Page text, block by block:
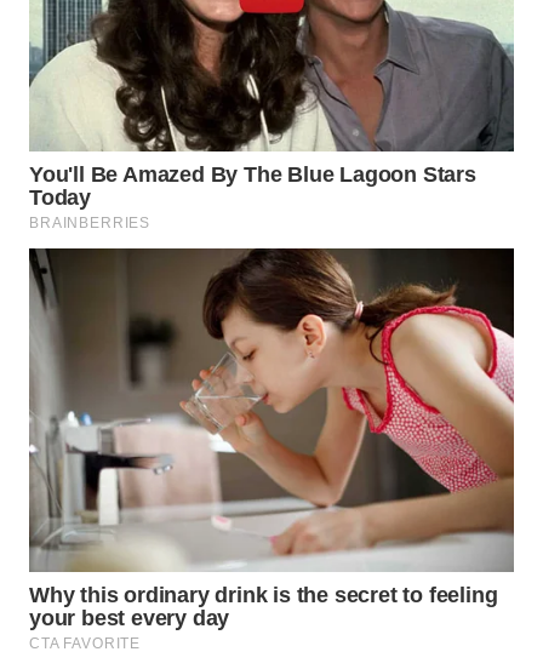
WN
KALTENG
KALTARA
WN
KALSEL
KALTIM
WN
GORONTALO
WN
SULUT
WN